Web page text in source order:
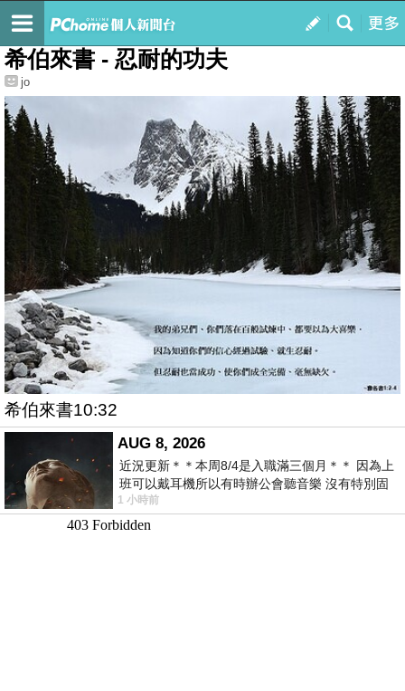
我的
最新文章
希伯來書 - 忍耐的功夫
jo
希伯來書10:32
AUG 8, 2026
近況更新＊＊本周8/4是入職滿三個月＊＊ 因為上
班可以戴耳機所以有時辦公會聽音樂 沒有特別固
定哪天但就是一周某一天會固定聽'90
1 小時前